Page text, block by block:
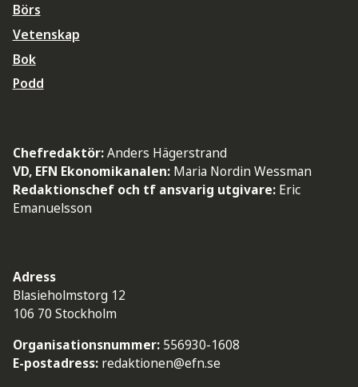
Börs
Vetenskap
Bok
Podd
Chefredaktör:Anders Hägerstrand
VD, EFN Ekonomikanalen: Maria Nordin Wessman
Redaktionschef och tf ansvarig utgivare: Eric
Emanuelsson
Adress
Blasieholmstorg 12
106 70 Stockholm
Organisationsnummer: 556930-1608
E-postadress: redaktionen@efn.se